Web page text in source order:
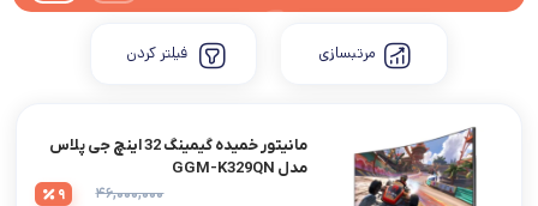
مرتبسازی فیلتر کردن
مانیتور خمیده گیمینگ 32 اینچ جی پلاس
مدل GGM-K329QN
۴۶,۰۰۰,۰۰۰ 9